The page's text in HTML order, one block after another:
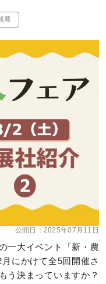
農
公開日： 2025年07月11日
一大イベント「新・農
にかけて全5回開催さ
う決まっていますか？